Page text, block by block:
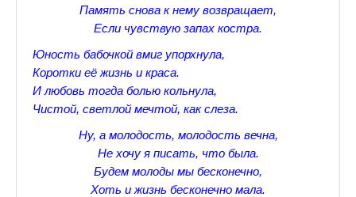
Лучшее видео месяца
Куда уходит детство
Зарядись позитивом
Это интересно знать
Настольный теннис в Пушкине Санкт — Петербург РПЦ
Память снова к нему возвращает,
Если чувствую запах костра.
Юность бабочкой вмиг упорхнула,
Коротки её жизнь и краса.
И любовь тогда болью кольнула,
Чистой, светлой мечтой, как слеза.
Ну, а молодость, молодость вечна,
Не хочу я писать, что была.
Будем молоды мы бесконечно,
Хоть и жизнь бесконечно мала.